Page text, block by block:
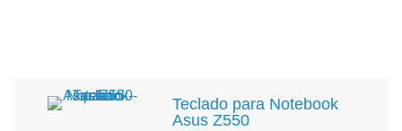
Teclado para Notebook
Asus Z550